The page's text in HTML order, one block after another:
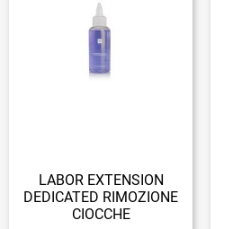
LABOR EXTENSION
DEDICATED RIMOZIONE
CIOCCHE